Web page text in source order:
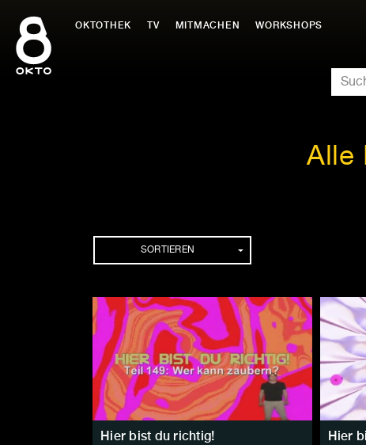
Inhalt
springen
OKTOTHEK TV MITMACHEN WORKSHOPS
SUCHE
Alle
Folgen
SORTIEREN
Hier bist du richtig! Hier